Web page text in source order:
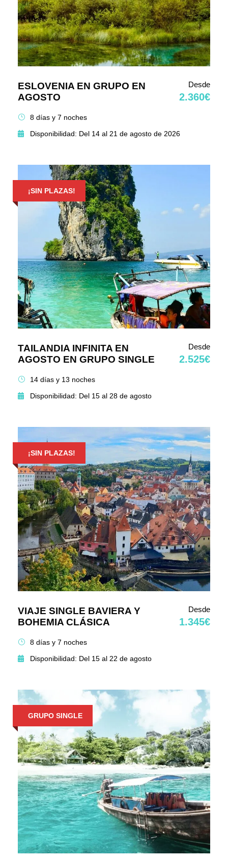
ESLOVENIA EN GRUPO EN
AGOSTO
Desde
2.360€
8 días y 7 noches
Disponibilidad: Del 14 al 21 de agosto de 2026
¡SIN PLAZAS!
TAILANDIA INFINITA EN
AGOSTO EN GRUPO SINGLE
Desde
2.525€
14 días y 13 noches
Disponibilidad: Del 15 al 28 de agosto
¡SIN PLAZAS!
VIAJE SINGLE BAVIERA Y
BOHEMIA CLÁSICA
Desde
1.345€
8 días y 7 noches
Disponibilidad: Del 15 al 22 de agosto
GRUPO SINGLE